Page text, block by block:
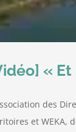
«
des
et WEKA,